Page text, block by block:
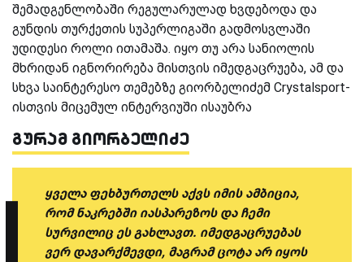
შემადგენლობაში რეგულარულად ხვდებოდა და
გუნდის თურქეთის სუპერლიგაში გადმოსვლაში
უდიდესი როლი ითამაშა. იყო თუ არა სანიოლის
მხრიდან იგნორირება მისთვის იმედგაცრუება, ამ და
სხვა საინტერესო თემებზე გიორბელიძემ Crystalsport-
ისთვის მიცემულ ინტერვიუში ისაუბრა
გურამ გიორბელიძე
ყველა ფეხბურთელს აქვს იმის ამბიცია,
რომ ნაკრებში იასპარეზოს და ჩემი
სურვილიც ეს გახლავთ. იმედგაცრუებას
ვერ დავარქმევდი, მაგრამ ცოტა არ იყოს